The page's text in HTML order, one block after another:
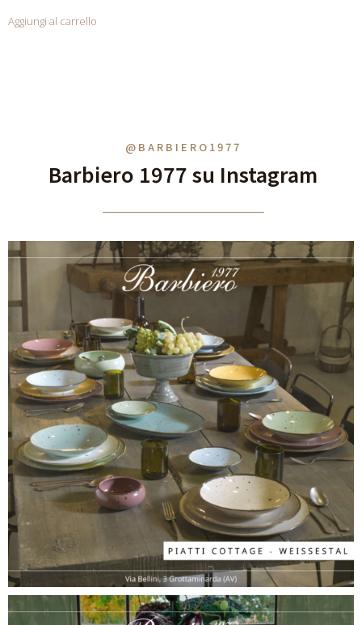
Aggiungi al carrello
@BARBIERO1977
Barbiero 1977 su Instagram